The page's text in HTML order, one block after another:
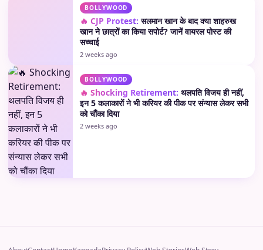
BOLLYWOOD
🔥 CJP Protest: सलमान खान के बाद क्या शाहरुख
खान ने छात्रों का किया सपोर्ट? जानें वायरल पोस्ट की
सच्चाई
2 weeks ago
BOLLYWOOD
🔥 Shocking Retirement: थलपति विजय ही नहीं,
इन 5 कलाकारों ने भी करियर की पीक पर संन्यास लेकर सभी
को चौंका दिया
2 weeks ago